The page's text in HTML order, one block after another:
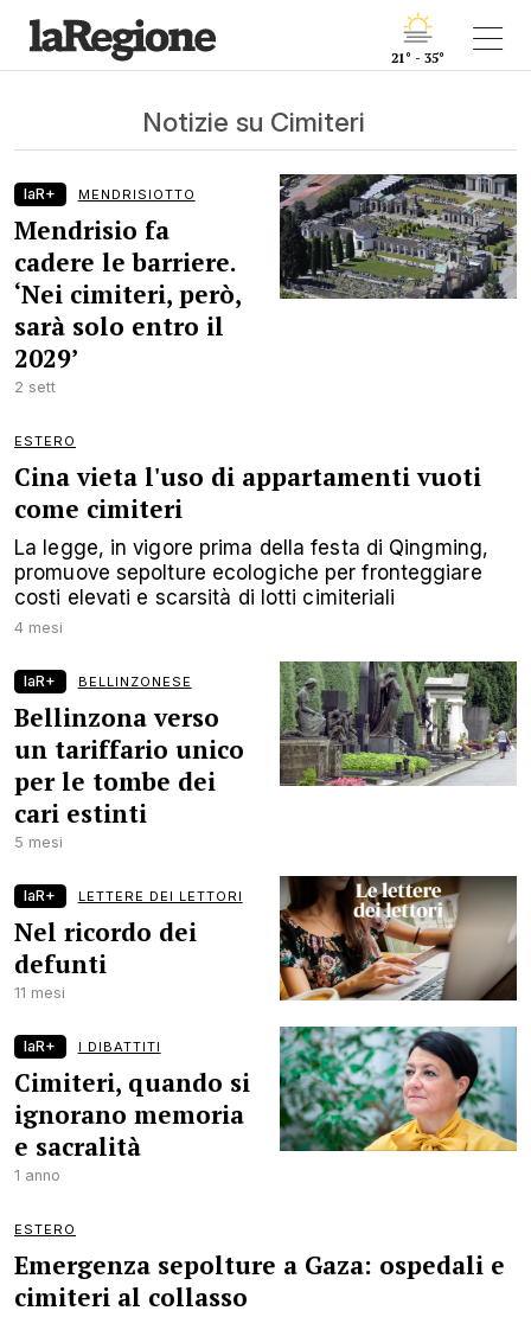
21° - 35°
Notizie su Cimiteri
laR+ MENDRISIOTTO
Mendrisio fa
cadere le barriere.
‘Nei cimiteri, però,
sarà solo entro il
2029’
2 sett
ESTERO
Cina vieta l'uso di appartamenti vuoti
come cimiteri
La legge, in vigore prima della festa di Qingming,
promuove sepolture ecologiche per fronteggiare
costi elevati e scarsità di lotti cimiteriali
4 mesi
laR+ BELLINZONESE
Bellinzona verso
un tariffario unico
per le tombe dei
cari estinti
5 mesi
laR+ LETTERE DEI LETTORI
Nel ricordo dei
defunti
11 mesi
laR+ I DIBATTITI
Cimiteri, quando si
ignorano memoria
e sacralità
1 anno
ESTERO
Emergenza sepolture a Gaza: ospedali e
cimiteri al collasso